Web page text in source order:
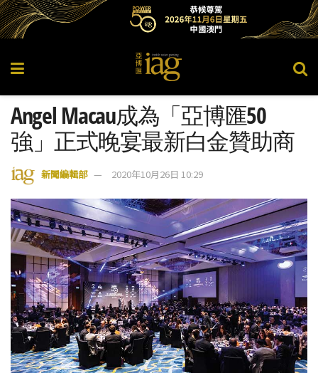
Angel Macau成為「亞博匯50
強」正式晚宴最新白金贊助商
新聞編輯部 2020年10月26日 10:29